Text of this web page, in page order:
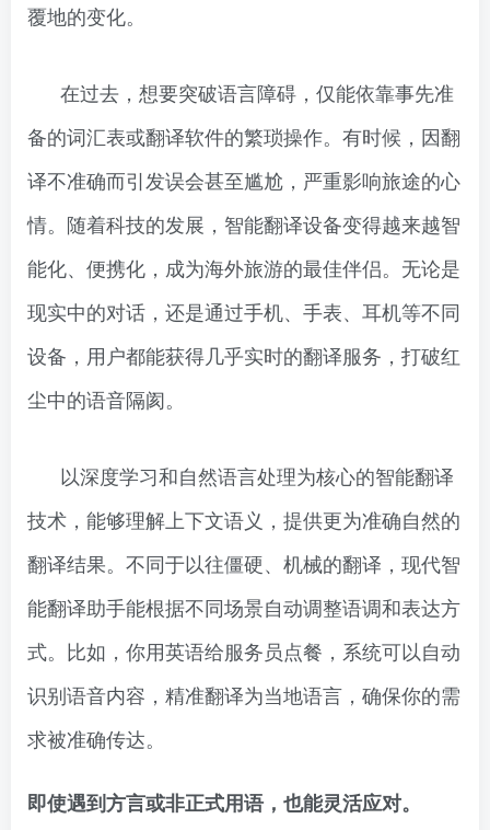
覆地的变化。
在过去，想要突破语言障碍，仅能依靠事先准
备的词汇表或翻译软件的繁琐操作。有时候，因翻
译不准确而引发误会甚至尴尬，严重影响旅途的心
情。随着科技的发展，智能翻译设备变得越来越智
能化、便携化，成为海外旅游的最佳伴侣。无论是
现实中的对话，还是通过手机、手表、耳机等不同
设备，用户都能获得几乎实时的翻译服务，打破红
尘中的语音隔阂。
以深度学习和自然语言处理为核心的智能翻译
技术，能够理解上下文语义，提供更为准确自然的
翻译结果。不同于以往僵硬、机械的翻译，现代智
能翻译助手能根据不同场景自动调整语调和表达方
式。比如，你用英语给服务员点餐，系统可以自动
识别语音内容，精准翻译为当地语言，确保你的需
求被准确传达。
即使遇到方言或非正式用语，也能灵活应对。